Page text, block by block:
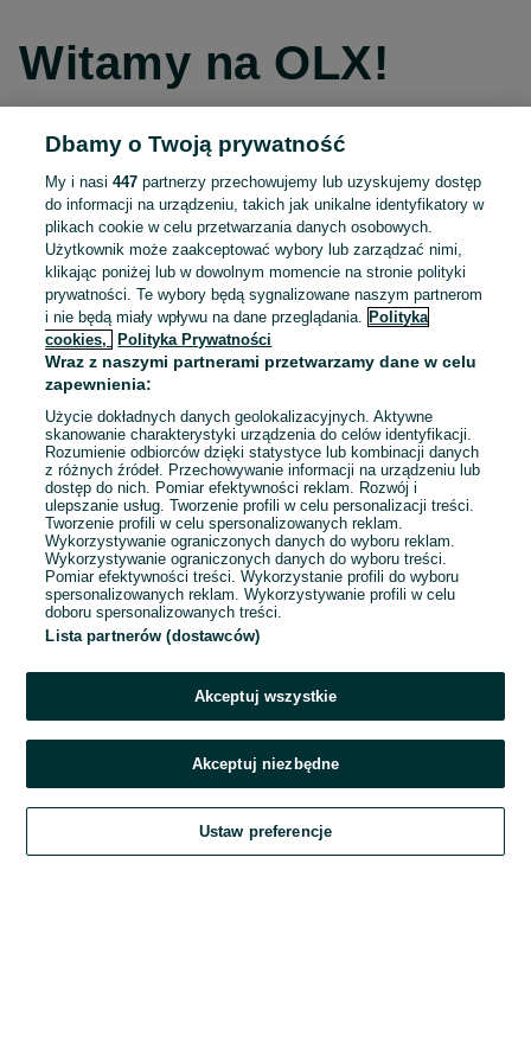
Witamy na OLX!
Kontynuuj przez Facebooka
Kontynuuj przez konto Apple
Kontynuuj przez konto Google
LUB
E-mail
Hasło
Zaloguj się
Kontynuując za pośrednictwem jednego z dostawców wskazanych powyżej,
OLX.pl w jego aktualnym brzmieniu.
Dbamy o Twoją prywatność
My i nasi447 partnerzy przechowujemy lub uzyskujemy dostęp
do informacji na urządzeniu, takich jak unikalne identyfikatory w
plikach cookie w celu przetwarzania danych osobowych.
Użytkownik może zaakceptować wybory lub zarządzać nimi,
klikając poniżej lub w dowolnym momencie na stronie polityki
prywatności. Te wybory będą sygnalizowane naszym partnerom
i nie będą miały wpływu na dane przeglądania.
Polityka
cookies,
Polityka Prywatności
Wraz z naszymi partnerami przetwarzamy dane w celu
zapewnienia:
Użycie dokładnych danych geolokalizacyjnych. Aktywne
skanowanie charakterystyki urządzenia do celów identyfikacji.
Rozumienie odbiorców dzięki statystyce lub kombinacji danych
z różnych źródeł. Przechowywanie informacji na urządzeniu lub
dostęp do nich. Pomiar efektywności reklam. Rozwój i
ulepszanie usług. Tworzenie profili w celu personalizacji treści.
Tworzenie profili w celu spersonalizowanych reklam.
Wykorzystywanie ograniczonych danych do wyboru reklam.
Wykorzystywanie ograniczonych danych do wyboru treści.
Pomiar efektywności treści. Wykorzystanie profili do wyboru
spersonalizowanych reklam. Wykorzystywanie profili w celu
doboru spersonalizowanych treści.
Lista partnerów (dostawców)
Akceptuj wszystkie
Akceptuj niezbędne
Ustaw preferencje